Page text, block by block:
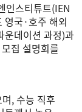
인스티튜트(IEN
국·호주 해외
운데이션 과정)과
집 설명회를
, 수능 직후